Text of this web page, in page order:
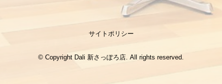
サイトポリシー
© Copyright Dali 新さっぽろ店. All rights reserved.